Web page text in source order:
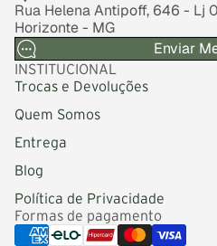
Rua Helena Antipoff, 646 - Lj
Horizonte - MG
Enviar
INSTITUCIONAL
Trocas e Devoluções
Quem Somos
Entrega
Blog
Política de Privacidade
Formas de pagamento